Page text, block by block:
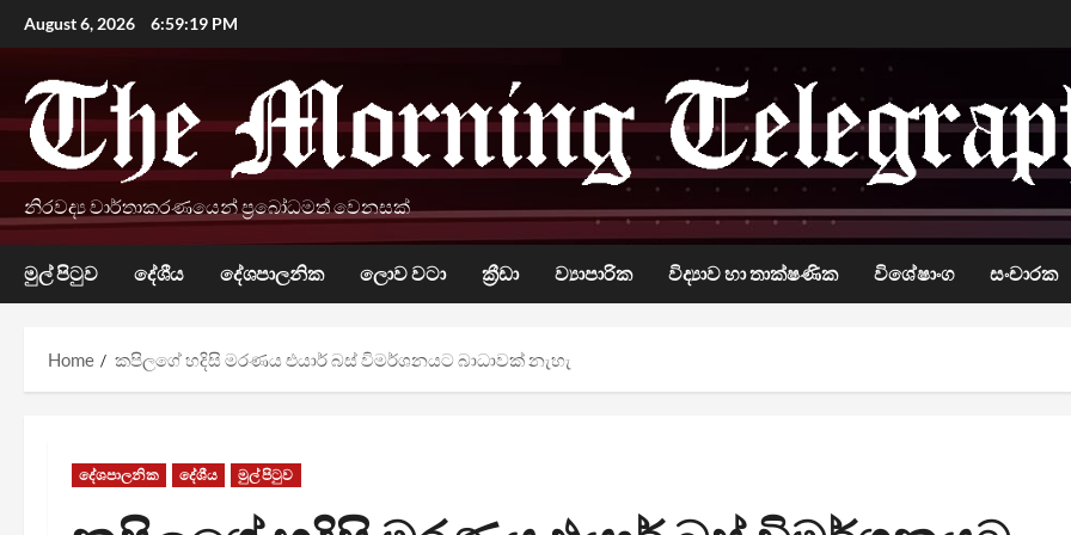
Skip
to
content
August 6, 2026 6:59:21 PM
නිරවද්‍ය වාර්තාකරණයෙන් ප්‍රබෝධමත් වෙනසක්
මුල් පිටුව දේශීය දේශපාලනික ලොව වටා ක්‍රීඩා ව්‍යාපාරික විද්‍යාව හා තාක්ෂණික විශේෂාංග සංචාරක
Home කපිලගේ හදිසි මරණය එයාර් බස් විමර්ශනයට බාධාවක් නැහැ
දේශපාලනික දේශීය මුල් පිටුව